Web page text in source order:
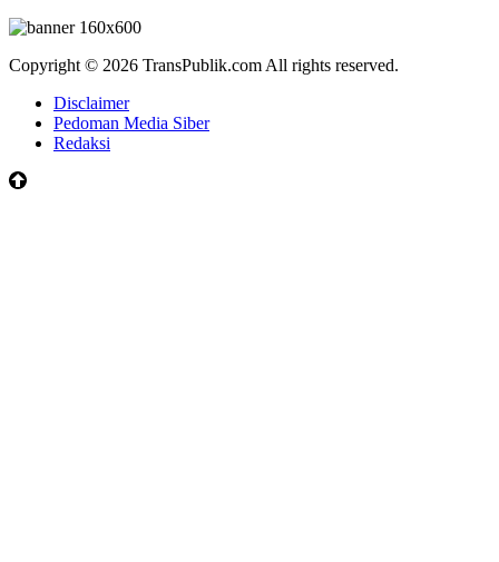
Copyright © 2026 TransPublik.com All rights reserved.
Disclaimer
Pedoman Media Siber
Redaksi